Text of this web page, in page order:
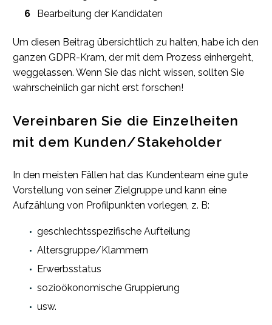
Bearbeitung der Kandidaten
Um diesen Beitrag übersichtlich zu halten, habe ich den
ganzen GDPR-Kram, der mit dem Prozess einhergeht,
weggelassen. Wenn Sie das nicht wissen, sollten Sie
wahrscheinlich gar nicht erst forschen!
Vereinbaren Sie die Einzelheiten
mit dem Kunden/Stakeholder
In den meisten Fällen hat das Kundenteam eine gute
Vorstellung von seiner Zielgruppe und kann eine
Aufzählung von Profilpunkten vorlegen, z. B:
geschlechtsspezifische Aufteilung
Altersgruppe/Klammern
Erwerbsstatus
sozioökonomische Gruppierung
usw.